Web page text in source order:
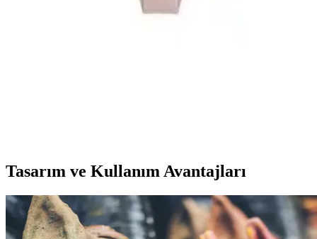
kadın elbisesi, hafifliği ve şıklığıyla günlük kullanım için ideal,
Tasarım ve Kullanım Avantajları